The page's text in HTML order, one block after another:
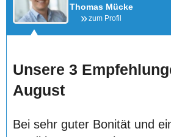
Thomas Mücke
zum Profil
Unsere 3
August
Bei sehr guter Bonität und